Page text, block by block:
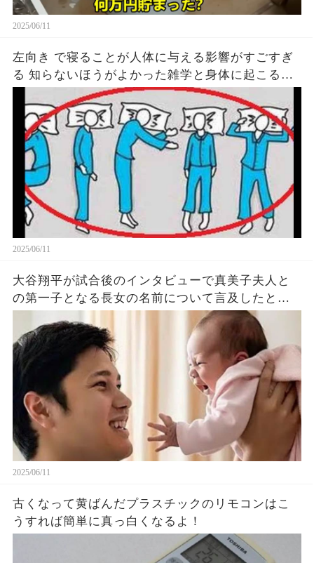
2025/06/11
左向き で寝ることが人体に与える影響がすごすぎ
る 知らないほうがよかった雑学と身体に起こる現
象がヤバい… 驚くべき 大人の 面白いけど知ると後
悔
2025/06/11
大谷翔平が試合後のインタビューで真美子夫人と
の第一子となる長女の名前について言及したと話
題に！山本由伸や佐々木朗希は知ってそう！
2025/06/11
古くなって黄ばんだプラスチックのリモコンはこ
うすれば簡単に真っ白くなるよ！